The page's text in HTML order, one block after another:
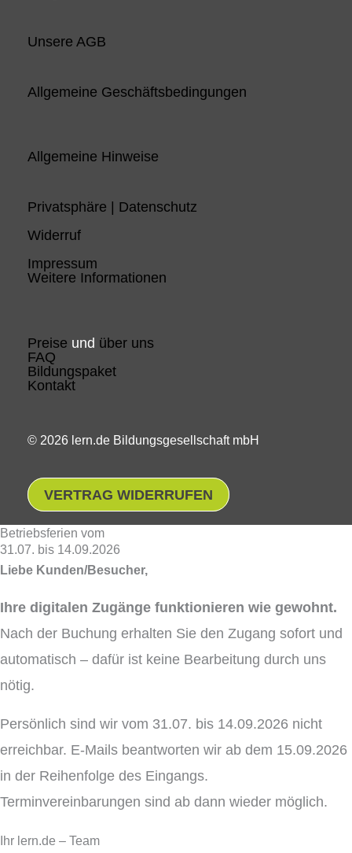
Unsere AGB
Allgemeine Geschäftsbedingungen
Allgemeine Hinweise
Privatsphäre | Datenschutz
Widerruf
Impressum
Weitere Informationen
Preise und über uns
FAQ
Bildungspaket
Kontakt
© 2026 lern.de Bildungsgesellschaft mbH
VERTRAG WIDERRUFEN
Betriebsferien vom
31.07. bis 14.09.2026
Liebe Kunden/Besucher,
Ihre digitalen Zugänge funktionieren wie gewohnt.
Nach der Buchung erhalten Sie den Zugang sofort und
automatisch – dafür ist keine Bearbeitung durch uns
nötig.
Persönlich sind wir vom 31.07. bis 14.09.2026 nicht
erreichbar. E-Mails beantworten wir ab dem 15.09.2026
in der Reihenfolge des Eingangs.
Terminvereinbarungen sind ab dann wieder möglich.
Ihr lern.de – Team